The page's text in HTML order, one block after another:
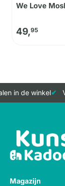
We Love
49,95
in de winkel
Magazijn